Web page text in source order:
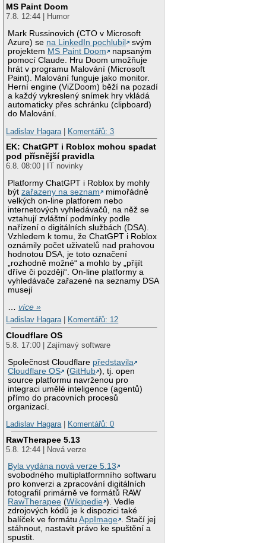
MS Paint Doom
7.8. 12:44 | Humor
Mark Russinovich (CTO v Microsoft
Azure) se na LinkedIn pochlubil
svým
projektem MS Paint Doom
napsaným
pomocí Claude. Hru Doom umožňuje
hrát v programu Malování (Microsoft
Paint). Malování funguje jako monitor.
Herní engine (ViZDoom) běží na pozadí
a každý vykreslený snímek hry vkládá
automaticky přes schránku (clipboard)
do Malování.
Ladislav Hagara
Komentářů: 3
EK: ChatGPT i Roblox mohou spadat
pod přísnější pravidla
6.8. 08:00 | IT novinky
Platformy ChatGPT i Roblox by mohly
býtzařazeny na seznam
mimořádně
velkých on-line platforem nebo
internetových vyhledávačů, na něž se
vztahují zvláštní podmínky podle
nařízení o digitálních službách (DSA).
Vzhledem k tomu, že ChatGPT i Roblox
oznámily počet uživatelů nad prahovou
hodnotou DSA, je toto označení
„rozhodně možné“ a mohlo by „přijít
dříve či později“. On-line platformy a
vyhledávače zařazené na seznamy DSA
musejí
…více »
Ladislav Hagara| Komentářů: 12
Cloudflare OS
5.8. 17:00 | Zajímavý software
Společnost Cloudflare představila
Cloudflare OS
(GitHub ), tj. open
source platformu navrženou pro
integraci umělé inteligence (agentů)
přímo do pracovních procesů
organizací.
Ladislav Hagara| Komentářů: 0
RawTherapee 5.13
5.8. 12:44 | Nová verze
Byla vydána nová verze 5.13
svobodného multiplatformního softwaru
pro konverzi a zpracování digitálních
fotografií primárně ve formátů RAW
RawTherapee (Wikipedie ). Vedle
zdrojových kódů je k dispozici také
balíček ve formátuAppImage . Stačí jej
stáhnout, nastavit právo ke spuštění a
spustit.